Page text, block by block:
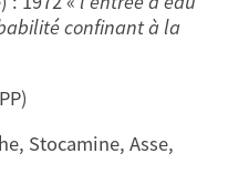
confinant à la
Stocamine, Asse,